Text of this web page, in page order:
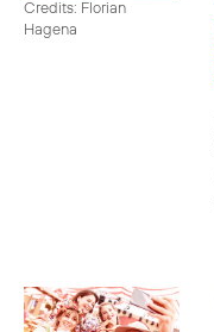
Credits: Florian
Hagena